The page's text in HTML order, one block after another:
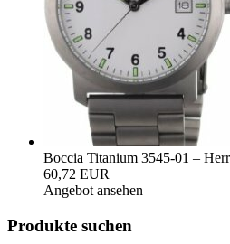
Boccia Titanium 3545-01 –
60,72 EUR
Angebot ansehen
Produkte suchen